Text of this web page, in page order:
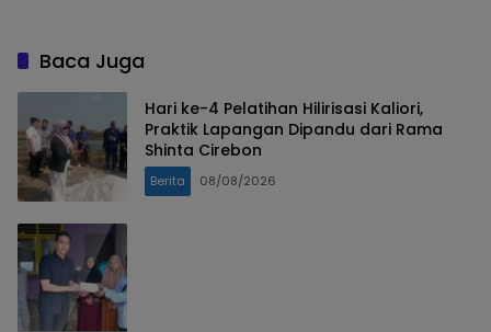
Baca Juga
Hari ke-4 Pelatihan Hilirisasi Kaliori,
Praktik Lapangan Dipandu dari Rama
Shinta Cirebon
Berita 08/08/2026